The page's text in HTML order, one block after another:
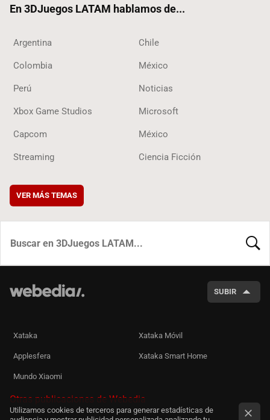
En 3DJuegos LATAM hablamos de...
Argentina Chile
Colombia México
Perú Noticias
Xbox Game Studios Microsoft
Capcom México
Streaming Ciencia Ficción
VER MÁS TEMAS
SUBIR
Xataka Xataka Móvil
Applesfera Xataka Smart Home
Mundo Xiaomi
Otras publicaciones de Webedia
Utilizamos cookies de terceros para generar estadísticas de